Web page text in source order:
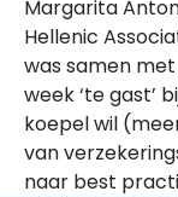
Margarita
Hellenic
was samen met
week ‘te gast’
koepel wil
van
naar best